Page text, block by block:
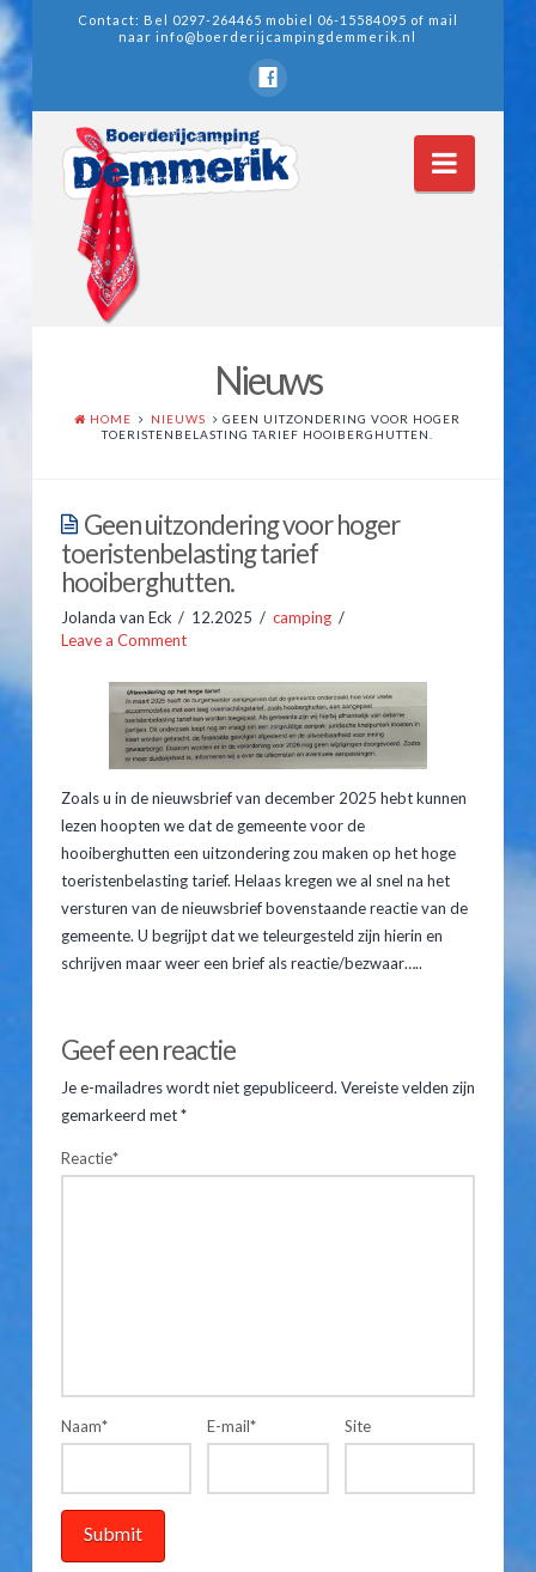
Contact: Bel 0297-264465 mobiel 06-15584095 of mail
naarinfo@boerderijcampingdemmerik.nl
Wie zijn wij
Nieuwsarchief 2011-2012
Hooiberghutten
Inventaris
Kampeerplaatsen
Arrangementen
Prijslijst
Reserveren
Gastenboek
Route & Contact
Nieuws
HOME NIEUWS
GEEN UITZONDERING VOOR HOGER
TOERISTENBELASTING TARIEF HOOIBERGHUTTEN.
Geen uitzondering voor hoger
toeristenbelasting tarief
hooiberghutten.
Jolanda van Eck 12.2025
camping
Leave a Comment
Zoals u in de nieuwsbrief van december 2025 hebt kunnen
lezen hoopten we dat de gemeente voor de
hooiberghutten een uitzondering zou maken op het hoge
toeristenbelasting tarief. Helaas kregen we al snel na het
versturen van de nieuwsbrief bovenstaande reactie van de
gemeente. U begrijpt dat we teleurgesteld zijn hierin en
schrijven maar weer een brief als reactie/bezwaar…..
Eck
Geen
uitzondering
voor
Geef een reactie
Je e-mailadres wordt niet gepubliceerd. Vereiste velden zijn
gemarkeerd met*
Reactie*
Naam* E-mail* Site